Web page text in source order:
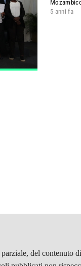
5 anni fa
del contenuto